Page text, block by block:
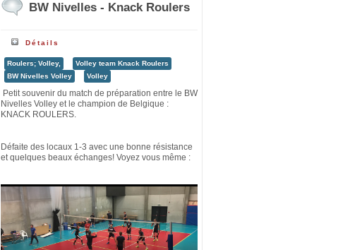
BW Nivelles - Knack Roulers
Détails
Roulers; Volley,
Volley team Knack Roulers
BW Nivelles Volley
Volley
Petit souvenir du match de préparation entre le BW
Nivelles Volley et le champion de Belgique :
KNACK ROULERS.
Défaite des locaux 1-3 avec une bonne résistance
et quelques beaux échanges! Voyez vous même :